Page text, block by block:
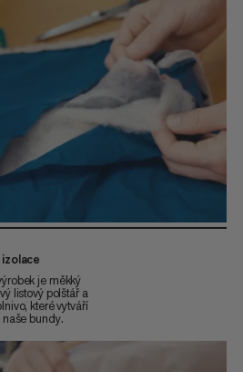
je měkký
listový polštář a
které vytváří
bundy.